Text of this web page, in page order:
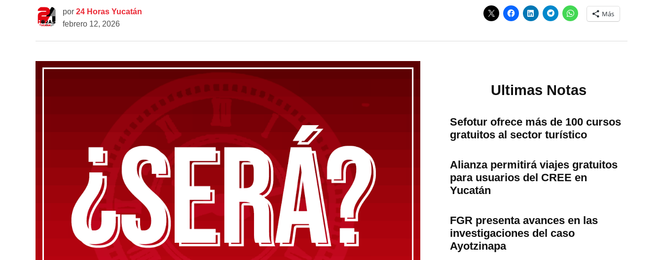
por 24 Horas Yucatán
febrero 12, 2026
Más
Ultimas Notas
Sefotur ofrece más de 100 cursos
gratuitos al sector turístico
Alianza permitirá viajes gratuitos
para usuarios del CREE en
Yucatán
FGR presenta avances en las
investigaciones del caso
Ayotzinapa